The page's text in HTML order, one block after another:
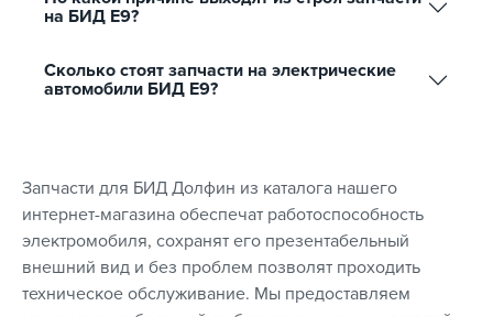
на БИД Е9?
Сколько стоят запчасти на электрические
автомобили БИД Е9?
Запчасти для БИД Долфин из каталога нашего
интернет-магазина обеспечат работоспособность
электромобиля, сохранят его презентабельный
внешний вид и без проблем позволят проходить
техническое обслуживание. Мы предоставляем